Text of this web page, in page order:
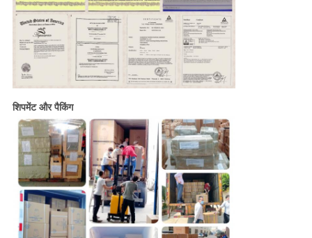
शिपमेंट और पैकिंग